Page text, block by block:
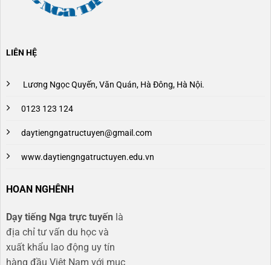
LIÊN HỆ
Lương Ngọc Quyến, Văn Quán, Hà Đông, Hà Nội.
0123 123 124
daytiengngatructuyen@gmail.com
www.daytiengngatructuyen.edu.vn
HOAN NGHÊNH
Dạy tiếng Nga trực tuyến là
địa chỉ tư vấn du học và
xuất khẩu lao động uy tín
hàng đầu Việt Nam với mục